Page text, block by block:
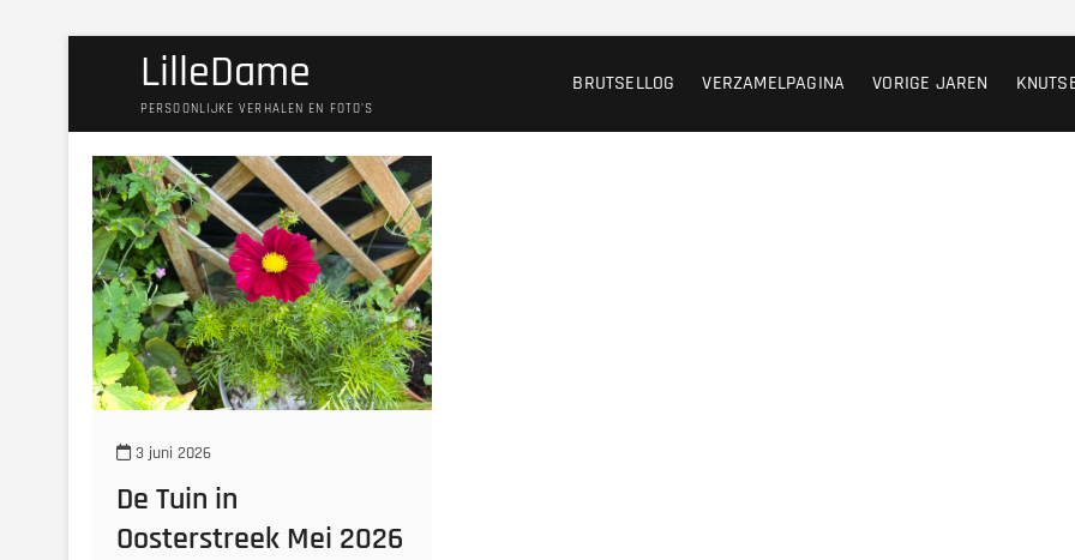
inhoud
LilleDame
PERSOONLIJKE VERHALEN EN FOTO'S
BRUTSELLOG VERZAMELPAGINA VORIGE JAREN
3 juni 2026
De Tuin in
Oosterstreek Mei 2026